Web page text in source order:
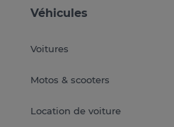
Véhicules
Voitures
Motos & scooters
Location de voiture